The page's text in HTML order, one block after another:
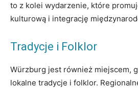
to z kolei wydarzenie, które
kulturową i integrację
Tradycje i Folklor
Würzburg jest również miejscem,
lokalne tradycje i folklor.